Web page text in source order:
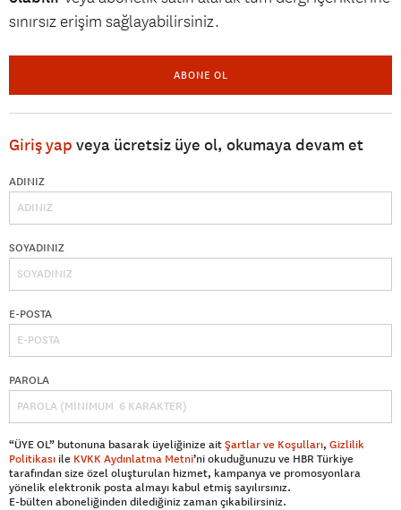
sınırsız erişim sağlayabilirsiniz.
ABONE OL
Giriş yap veya ücretsiz üye ol, okumaya devam et
ADINIZ
SOYADINIZ
E-POSTA
PAROLA
“ÜYE OL” butonuna basarak üyeliğinize aitŞartlar ve Koşulları, Gizlilik
Politikası ile KVKK Aydınlatma Metni’ni okuduğunuzu ve HBR Türkiye
tarafından size özel oluşturulan hizmet, kampanya ve promosyonlara
yönelik elektronik posta almayı kabul etmiş sayılırsınız.
E-bülten aboneliğinden dilediğiniz zaman çıkabilirsiniz.